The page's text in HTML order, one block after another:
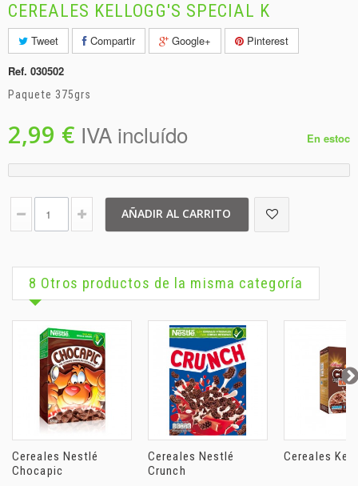
CEREALES KELLOGG'S SPECIAL K
Tweet Compartir Google+
Pinterest
Ref. 030502
Paquete 375grs
2,99 € IVA incluído En estoc
AÑADIR AL CARRITO
8 Otros productos de la misma categoría
Cereales Nestlé
Chocapic
Cereales Nestlé
Crunch
Cereales